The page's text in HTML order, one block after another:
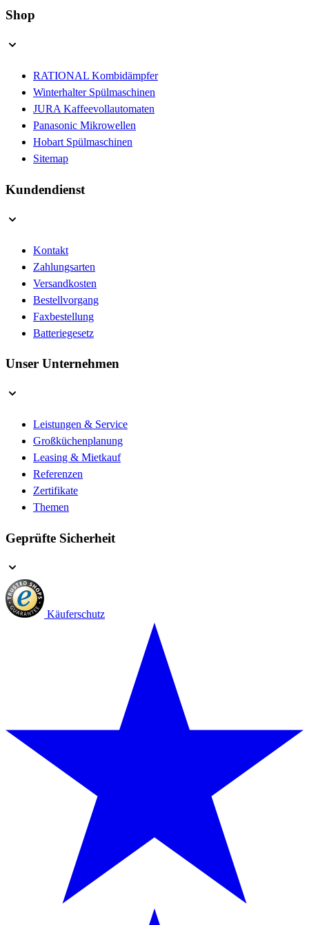
Shop
RATIONAL Kombidämpfer
Winterhalter Spülmaschinen
JURA Kaffeevollautomaten
Panasonic Mikrowellen
Hobart Spülmaschinen
Sitemap
Kundendienst
Kontakt
Zahlungsarten
Versandkosten
Bestellvorgang
Faxbestellung
Batteriegesetz
Unser Unternehmen
Leistungen & Service
Großküchenplanung
Leasing & Mietkauf
Referenzen
Zertifikate
Themen
Geprüfte Sicherheit
Käuferschutz